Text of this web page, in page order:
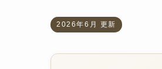
2026年6月 更新